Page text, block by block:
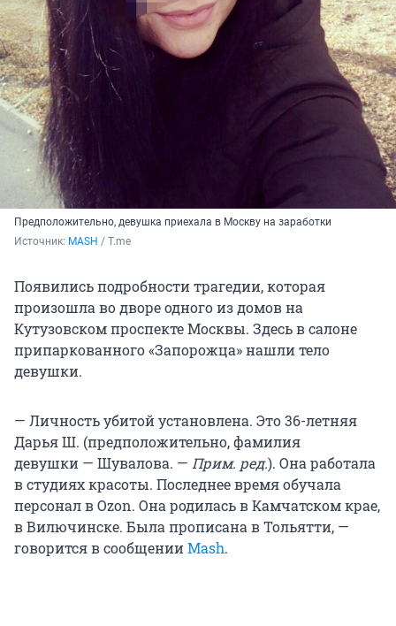
Предположительно, девушка приехала в Москву на заработки
Источник: MASH / T.me
Появились подробности трагедии, которая
произошла во дворе одного из домов на
Кутузовском проспекте Москвы. Здесь в салоне
припаркованного «Запорожца» нашли тело
девушки.
— Личность убитой установлена. Это 36-летняя
Дарья Ш. (предположительно, фамилия
девушки — Шувалова. — Прим. ред.). Она работала
в студиях красоты. Последнее время обучала
персонал в Ozon. Она родилась в Камчатском крае,
в Вилючинске. Была прописана в Тольятти, —
говорится в сообщенииMash.